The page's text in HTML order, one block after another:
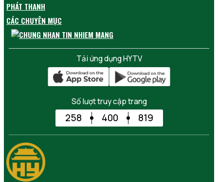
PHÁT THANH
CÁC CHUYÊN MỤC
Tải ứng dụng HYTV
Số lượt truy cập trang
258 400 819